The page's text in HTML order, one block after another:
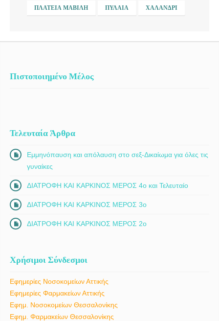
ΠΛΑΤΕΊΑ ΜΑΒΊΛΗ ΠΥΛΑΊΑ ΧΑΛΆΝΔΡΙ
Πιστοποιημένο Μέλος
Τελευταία Άρθρα
Εμμηνόπαυση και απόλαυση στο σεξ-Δικαίωμα για όλες τις
γυναίκες
ΔΙΑΤΡΟΦΗ ΚΑΙ ΚΑΡΚΙΝΟΣ ΜΕΡΟΣ 4ο και Τελευταίο
ΔΙΑΤΡΟΦΗ ΚΑΙ ΚΑΡΚΙΝΟΣ ΜΕΡΟΣ 3ο
ΔΙΑΤΡΟΦΗ ΚΑΙ ΚΑΡΚΙΝΟΣ ΜΕΡΟΣ 2ο
Χρήσιμοι Σύνδεσμοι
Εφημερίες Νοσοκομείων Αττικής
Εφημερίες Φαρμακείων Αττικής
Εφημ. Νοσοκομείων Θεσσαλονίκης
Εφημ. Φαρμακείων Θεσσαλονίκης